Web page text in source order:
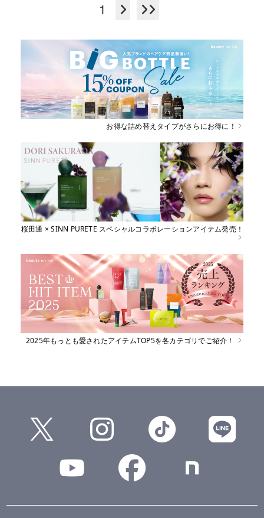
1
お得な詰め替えタイプがさらにお得に！
桜田通 × SINN PURETE スペシャルコラボレーションアイテム発売！
2025年もっとも愛されたアイテムTOP5を各カテゴリでご紹介！